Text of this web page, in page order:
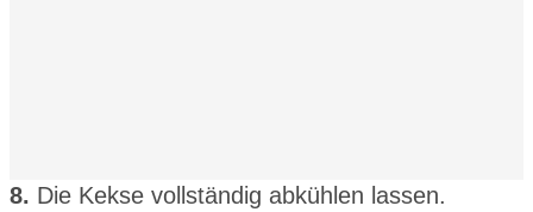
8. Die Kekse vollständig abkühlen lassen.